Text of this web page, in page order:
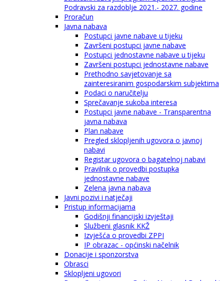
Podravski za razdoblje 2021.- 2027. godine
Proračun
Javna nabava
Postupci javne nabave u tijeku
Završeni postupci javne nabave
Postupci jednostavne nabave u tijeku
Završeni postupci jednostavne nabave
Prethodno savjetovanje sa
zainteresiranim gospodarskim subjektima
Podaci o naručitelju
Sprečavanje sukoba interesa
Postupci javne nabave - Transparentna
javna nabava
Plan nabave
Pregled sklopljenih ugovora o javnoj
nabavi
Registar ugovora o bagatelnoj nabavi
Pravilnik o provedbi postupka
jednostavne nabave
Zelena javna nabava
Javni pozivi i natječaji
Pristup informacijama
Godišnji financijski izvještaji
Službeni glasnik KKŽ
Izvješća o provedbi ZPPI
IP obrazac - općinski načelnik
Donacije i sponzorstva
Obrasci
Sklopljeni ugovori